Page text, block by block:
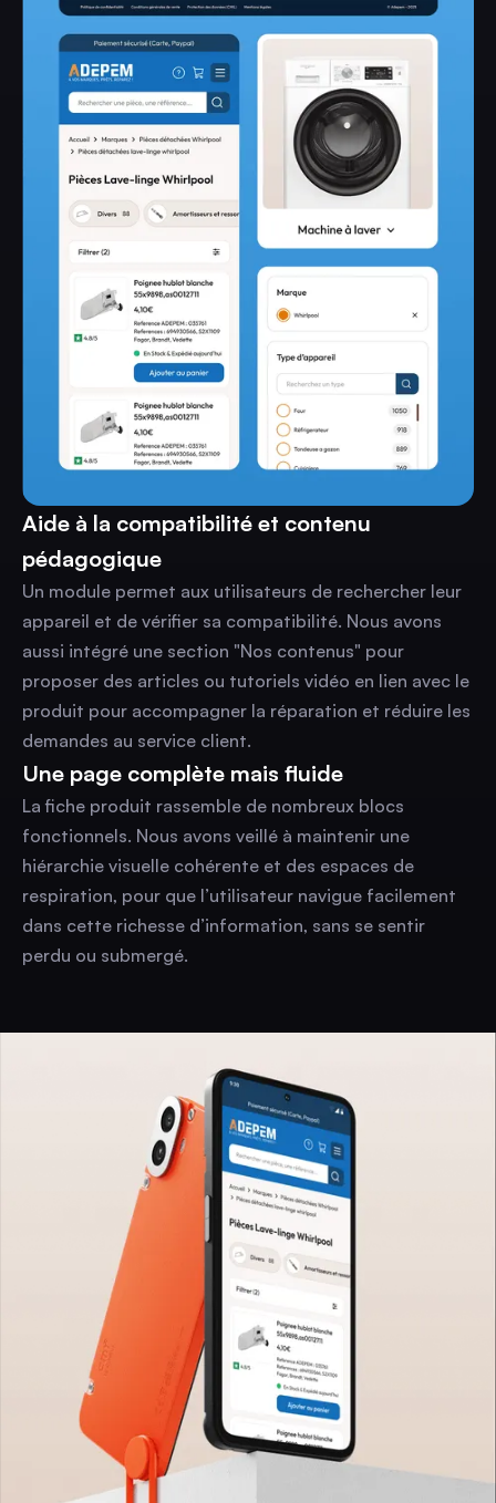
Aide à la compatibilité et contenu
pédagogique
Un module permet aux utilisateurs de rechercher leur
appareil et de vérifier sa compatibilité. Nous avons
aussi intégré une section "Nos contenus" pour
proposer des articles ou tutoriels vidéo en lien avec le
produit pour accompagner la réparation et réduire les
demandes au service client.
Une page complète mais fluide
La fiche produit rassemble de nombreux blocs
fonctionnels. Nous avons veillé à maintenir une
hiérarchie visuelle cohérente et des espaces de
respiration, pour que l’utilisateur navigue facilement
dans cette richesse d’information, sans se sentir
perdu ou submergé.